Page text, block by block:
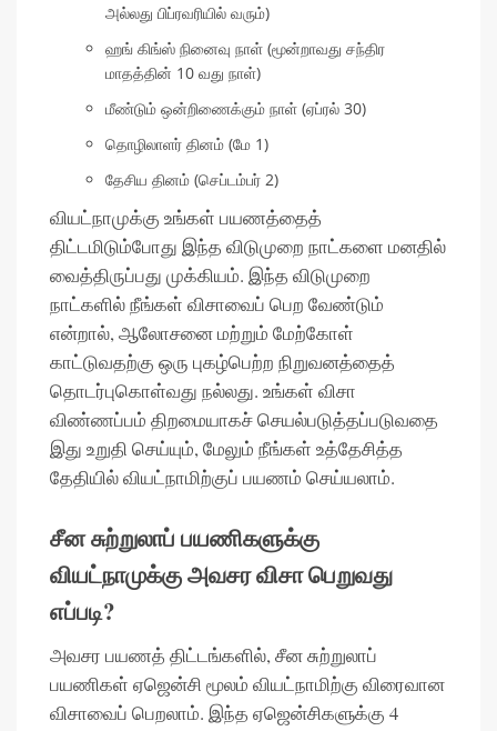
அல்லது பிப்ரவரியில் வரும்)
ஹங் கிங்ஸ் நினைவு நாள் (மூன்றாவது சந்திர
மாதத்தின் 10 வது நாள்)
மீண்டும் ஒன்றிணைக்கும் நாள் (ஏப்ரல் 30)
தொழிலாளர் தினம் (மே 1)
தேசிய தினம் (செப்டம்பர் 2)
வியட்நாமுக்கு உங்கள் பயணத்தைத்
திட்டமிடும்போது இந்த விடுமுறை நாட்களை மனதில்
வைத்திருப்பது முக்கியம். இந்த விடுமுறை
நாட்களில் நீங்கள் விசாவைப் பெற வேண்டும்
என்றால், ஆலோசனை மற்றும் மேற்கோள்
காட்டுவதற்கு ஒரு புகழ்பெற்ற நிறுவனத்தைத்
தொடர்புகொள்வது நல்லது. உங்கள் விசா
விண்ணப்பம் திறமையாகச் செயல்படுத்தப்படுவதை
இது உறுதி செய்யும், மேலும் நீங்கள் உத்தேசித்த
தேதியில் வியட்நாமிற்குப் பயணம் செய்யலாம்.
சீன சுற்றுலாப் பயணிகளுக்கு
வியட்நாமுக்கு அவசர விசா பெறுவது
எப்படி?
அவசர பயணத் திட்டங்களில், சீன சுற்றுலாப்
பயணிகள் ஏஜென்சி மூலம் வியட்நாமிற்கு விரைவான
விசாவைப் பெறலாம். இந்த ஏஜென்சிகளுக்கு 4